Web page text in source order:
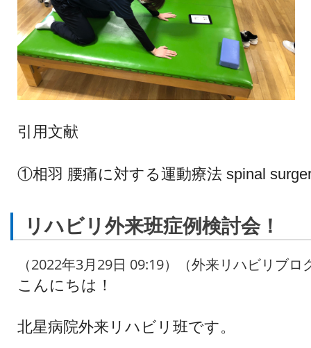
引用文献
①相羽 腰痛に対する運動療法 spinal
リハビリ外来班症例検討会！
（2022年3月29日 09:19）（外来リハビリブロ
こんにちは！
北星病院外来リハビリ班です。